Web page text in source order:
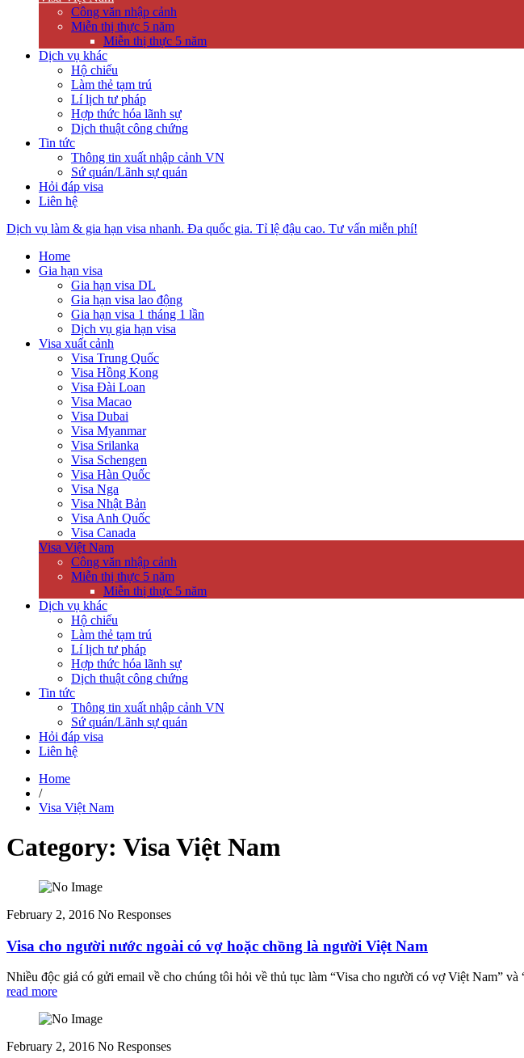
Công văn nhập cảnh
Miễn thị thực 5 năm
Miễn thị thực 5 năm
Dịch vụ khác
Hộ chiếu
Làm thẻ tạm trú
Lí lịch tư pháp
Hợp thức hóa lãnh sự
Dịch thuật công chứng
Tin tức
Thông tin xuất nhập cảnh VN
Sứ quán/Lãnh sự quán
Hỏi đáp visa
Liên hệ
Dịch vụ làm & gia hạn visa nhanh. Đa quốc gia. Tỉ lệ đậu cao. Tư vấn miễn phí!
Home
Gia hạn visa
Gia hạn visa DL
Gia hạn visa lao động
Gia hạn visa 1 tháng 1 lần
Dịch vụ gia hạn visa
Visa xuất cảnh
Visa Trung Quốc
Visa Hồng Kong
Visa Đài Loan
Visa Macao
Visa Dubai
Visa Myanmar
Visa Srilanka
Visa Schengen
Visa Hàn Quốc
Visa Nga
Visa Nhật Bản
Visa Anh Quốc
Visa Canada
Visa Việt Nam
Công văn nhập cảnh
Miễn thị thực 5 năm
Miễn thị thực 5 năm
Dịch vụ khác
Hộ chiếu
Làm thẻ tạm trú
Lí lịch tư pháp
Hợp thức hóa lãnh sự
Dịch thuật công chứng
Tin tức
Thông tin xuất nhập cảnh VN
Sứ quán/Lãnh sự quán
Hỏi đáp visa
Liên hệ
Home
/
Visa Việt Nam
Category: Visa Việt Nam
February 2, 2016 No Responses
Visa cho người nước ngoài có vợ hoặc chồng là người Việt Nam
Nhiều độc giả có gửi email về cho chúng tôi hỏi về thủ tục làm “Visa cho người có vợ Việt Nam”
read more
February 2, 2016 No Responses